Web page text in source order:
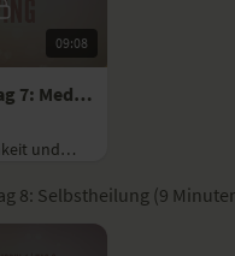
09:08
Modul 1, Tag 7: Meditation mit Fokus Loving
und
8: Selbstheilung (9